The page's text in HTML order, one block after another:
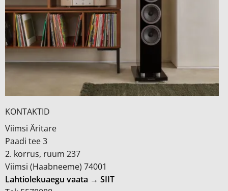
KONTAKTID
Viimsi Äritare
Paadi tee 3
2. korrus, ruum 237
Viimsi (Haabneeme) 74001
Lahtiolekuaegu vaata → SIIT